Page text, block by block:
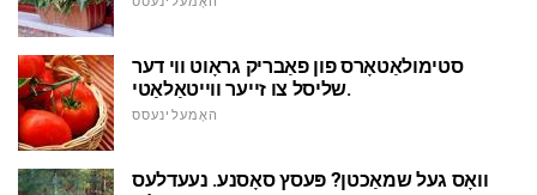
סטימולאַטאָרס פון פאַבריק גראָוט ווי דער
שליסל צו זייער ווייטאַלאַטי.
האָמעלינעסס
וואָס געל שמאַכטן? פּעסץ סאָסנע. נעעדלעס